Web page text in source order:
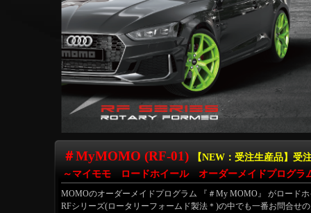
＃MyMOMO (RF-01)
【NEW：受注生産品】受
～マイモモ ロードホイール オーダーメイドプログラ
MOMOのオーダーメイドプログラム 『＃My MOMO』 がロード
RFシリーズ(ロータリーフォームド製法＊)の中でも一番お問合せ